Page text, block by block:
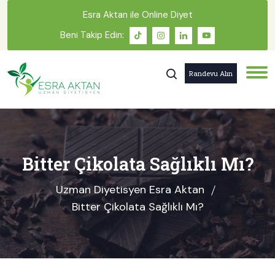
Esra Aktan ile Online Diyet
Beni Takip Edin:
Randevu Alın
Bitter Çikolata Sağlıklı Mı?
Uzman Diyetisyen Esra Aktan
Bitter Çikolata Sağlıklı Mı?